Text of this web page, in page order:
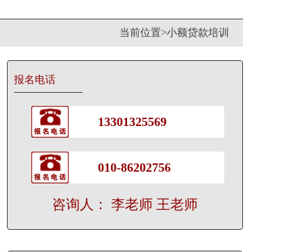
当前位置>小额贷款培训
报名电话
13301325569
010-86202756
咨询人： 李老师 王老师